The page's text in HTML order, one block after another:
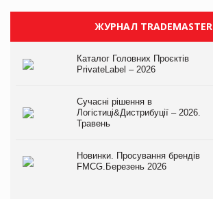
ЖУРНАЛ TRADEMASTER
Каталог Головних Проєктів
PrivateLabel – 2026
Сучасні рішення в
Логістиці&Дистрибуції – 2026.
Травень
Новинки. Просування брендів
FMCG.Березень 2026